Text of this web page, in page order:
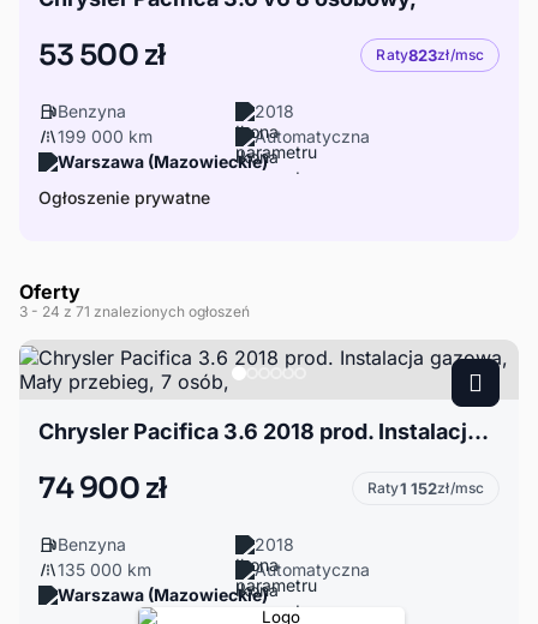
53 500 zł Raty823zł/msc
Benzyna
2018
199 000 km
Automatyczna
Warszawa (Mazowieckie)
Ogłoszenie prywatne
Oferty
3 - 24 z 71 znalezionych ogłoszeń
Chrysler Pacifica 3.6 2018 prod. Instalacja gazowa, Mały przebieg, 7 osób,
74 900 zł Raty1 152zł/msc
Benzyna
2018
135 000 km
Automatyczna
Warszawa (Mazowieckie)